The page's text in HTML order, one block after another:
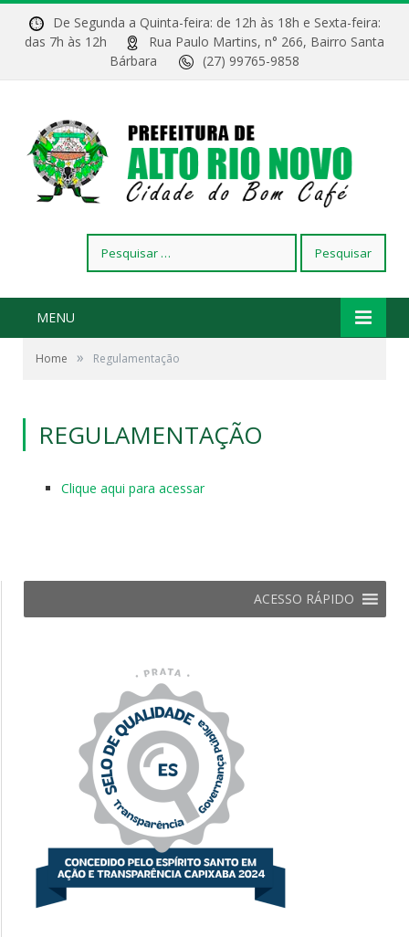
De Segunda a Quinta-feira: de 12h às 18h e Sexta-feira:
das 7h às 12h
Rua Paulo Martins, n° 266, Bairro Santa
Bárbara
(27) 99765-9858
por:
MENU
Home » Regulamentação
REGULAMENTAÇÃO
Clique aqui para acessar
ACESSO RÁPIDO